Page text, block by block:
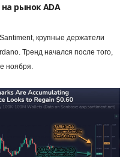
рынок ADA
крупные держатели
Тренд начался после того,
ноября.